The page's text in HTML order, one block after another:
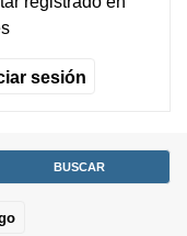
sesión